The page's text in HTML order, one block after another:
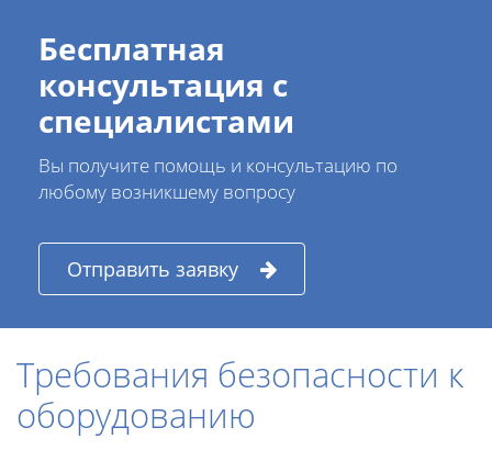
Бесплатная
консультация с
специалистами
Вы получите помощь и консультацию по
любому возникшему вопросу
Отправить заявку
Требования безопасности к
оборудованию